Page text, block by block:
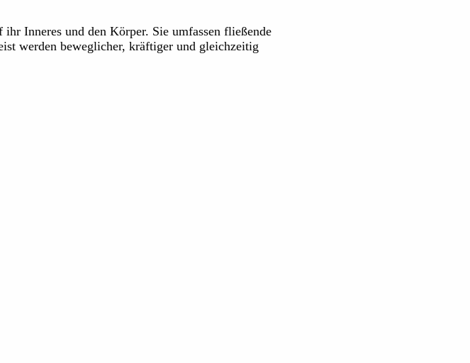
Inneres und den Körper. Sie umfassen fließende
werden beweglicher, kräftiger und gleichzeitig